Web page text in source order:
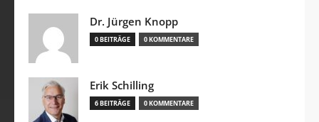
Dr. Jürgen Knopp
0 BEITRÄGE 0 KOMMENTARE
Erik Schilling
6 BEITRÄGE 0 KOMMENTARE